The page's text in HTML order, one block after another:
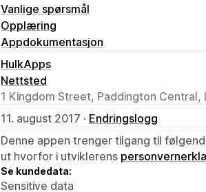
Vanlige spørsmål
Opplæring
Appdokumentasjon
HulkApps
Nettsted
1 Kingdom Street, Paddington Central,
11. august 2017 · Endringslogg
Denne appen trenger tilgang til
ut hvorfor i utviklerens
Se kundedata:
Sensitive data